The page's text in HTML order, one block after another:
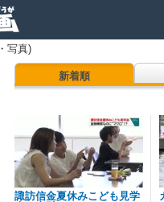
写真)
新着順
諏訪信金夏休みこども見学